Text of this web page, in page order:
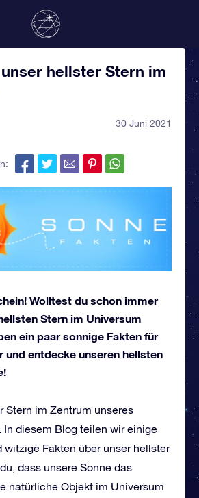
hellster Stern im
30 Juni 2021
Wolltest du schon immer
Stern im Universum
ein paar sonnige Fakten für
und entdecke unseren hellsten
Stern im Zentrum unseres
In diesem Blog teilen wir einige
witzige Fakten über unser hellster
dass unsere Sonne das
natürliche Objekt im Universum